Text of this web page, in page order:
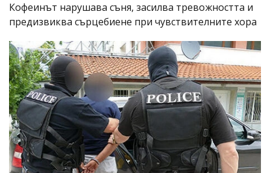
Кофеинът нарушава съня, засилва тревожността и
предизвиква сърцебиене при чувствителните хора